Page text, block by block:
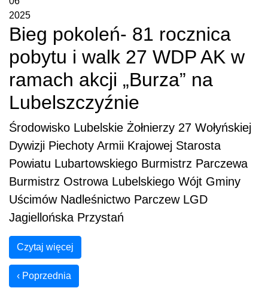
2025
Bieg pokoleń- 81 rocznica
pobytu i walk 27 WDP AK w
ramach akcji „Burza” na
Lubelszczyźnie
Środowisko Lubelskie Żołnierzy 27 Wołyńskiej
Dywizji Piechoty Armii Krajowej Starosta
Powiatu Lubartowskiego Burmistrz Parczewa
Burmistrz Ostrowa Lubelskiego Wójt Gminy
Uścimów Nadleśnictwo Parczew LGD
Jagiellońska Przystań
Czytaj więcej
‹ Poprzednia